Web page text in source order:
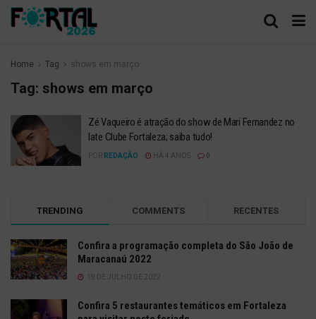
Home Tag shows em março
Tag: shows em março
Zé Vaqueiro é atração do show de Mari Fernandez no
Iate Clube Fortaleza; saiba tudo!
POR REDAÇÃO HÁ 4 ANOS
TRENDING COMMENTS RECENTES
Confira a programação completa do São João de
Maracanaú 2022
19 DE JULHO DE 2022
Confira 5 restaurantes temáticos em Fortaleza